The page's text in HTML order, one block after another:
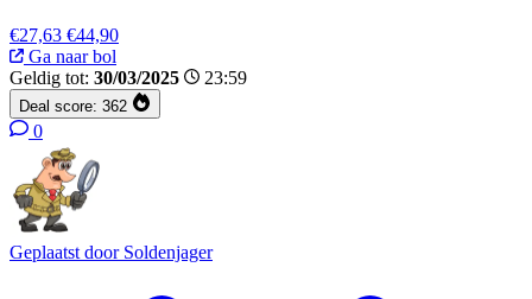
€27,63 €44,90
Ga naar bol
Geldig tot: 30/03/2025 23:59
Deal score: 362
0
Geplaatst door Soldenjager